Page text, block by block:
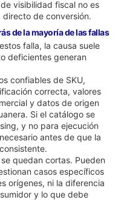
visibilidad fiscal no es
directo de conversión.
de la mayoría de las fallas
falla, la causa suele
deficientes generan
confiables de SKU,
correcta, valores
y datos de origen
Si el catálogo se
y no para ejecución
antes de que la
quedan cortas. Pueden
casos específicos
orígenes, ni la diferencia
y lo que debe